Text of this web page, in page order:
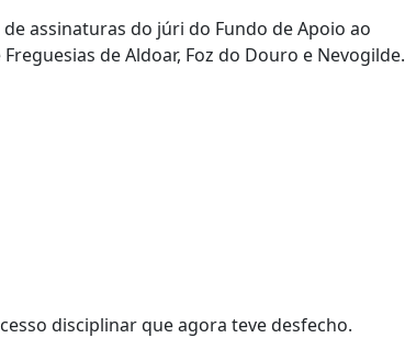
assinaturas do júri do Fundo de Apoio ao
de Aldoar, Foz do Douro e Nevogilde.
disciplinar que agora teve desfecho.